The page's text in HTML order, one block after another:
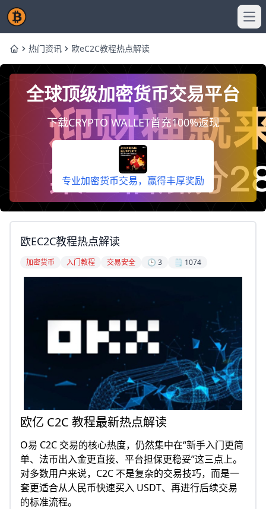
Home热门资讯 欧eC2C教程热点解读
全球顶级加密货币交易平台
下载CRYPTO WALLET首充100%返现
专业加密货币交易，赢得丰厚奖励
欧eC2C教程热点解读
加密货币 入门教程 交易安全 🕒 3 🗒️ 1074
欧亿 C2C 教程最新热点解读
O易 C2C 交易的核心热度，仍然集中在“新手入门更简
单、法币出入金更直接、平台担保更稳妥”这三点上。
对多数用户来说，C2C 不是复杂的交易技巧，而是一
套更适合从人民币快速买入 USDT、再进行后续交易
的标准流程。